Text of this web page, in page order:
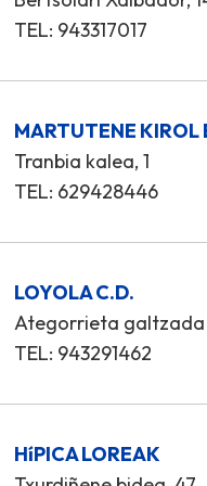
TEL: 943317017
MARTUTENE KIROL
Tranbia kalea, 1
TEL: 629428446
LOYOLA C.D.
Ategorrieta galtzada
TEL: 943291462
HíPICA LOREAK